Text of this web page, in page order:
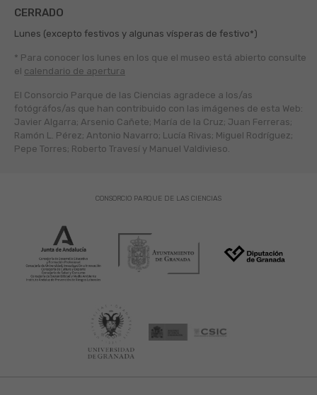
CERRADO
Lunes (excepto festivos y algunas vísperas de festivo*)
* Para conocer los lunes en los que el museo está abierto consulte
el calendario de apertura
El Consorcio Parque de las Ciencias agradece a los/as
fotógráfos/as que han contribuido con las imágenes de esta Web:
Javier Algarra; Arsenio Cañete; María de la Cruz; Juan Ferreras;
Ramón L. Pérez; Antonio Navarro; Lucía Rivas; Miguel Rodríguez;
Pepe Torres; Roberto Travesí y Manuel Valdivieso.
CONSORCIO PARQUE DE LAS CIENCIAS